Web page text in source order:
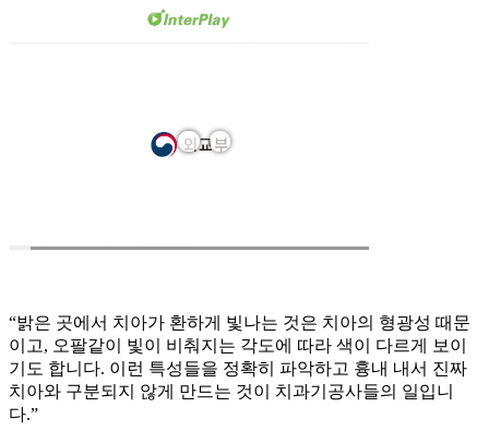
“밝은 곳에서 치아가 환하게 빛나는 것은 치아의 형광성 때문
이고, 오팔같이 빛이 비춰지는 각도에 따라 색이 다르게 보이
기도 합니다. 이런 특성들을 정확히 파악하고 흉내 내서 진짜
치아와 구분되지 않게 만드는 것이 치과기공사들의 일입니
다.”